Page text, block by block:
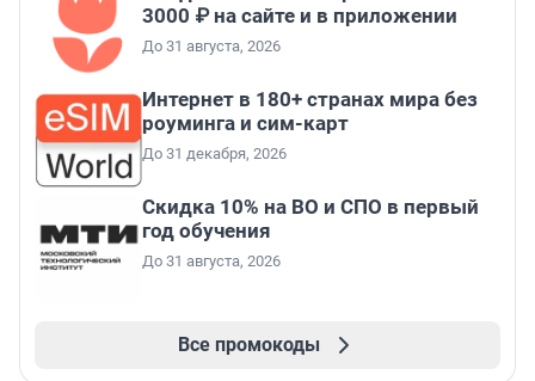
3000 ₽ на сайте и в приложении
До 31 августа, 2026
Интернет в 180+ странах мира без
роуминга и сим-карт
До 31 декабря, 2026
Скидка 10% на ВО и СПО в первый
год обучения
До 31 августа, 2026
Все промокоды